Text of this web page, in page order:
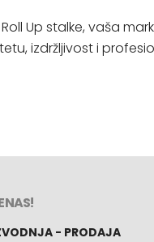
Up stalke, vaša
izdržljivost i
NAS!
- PRODAJA